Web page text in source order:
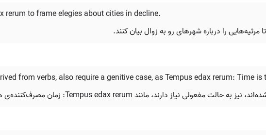
rerum to frame elegies about cities in decline.
from verbs, also require a genitive case, as Tempus edax rerum: Time